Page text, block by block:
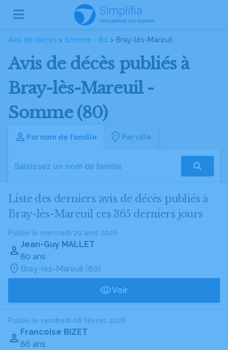
Avis de décès > Somme - 80 > Bray-lès-Mareuil
Avis de décès publiés à
Bray-lès-Mareuil -
Somme (80)
Par nom de famille Par ville
Liste des derniers avis de décès publiés à
Bray-lès-Mareuil ces 365 derniers jours
Publié le mercredi 29 avril 2026
Jean-Guy MALLET
80 ans
Bray-lès-Mareuil (80)
Voir
Publié le vendredi 06 février 2026
Francoise BIZET
86 ans